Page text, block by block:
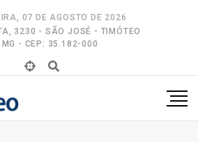
07 DE AGOSTO DE 2026
3230 - SÃO JOSÉ - TIMÓTEO
MG - CEP: 35.182-000